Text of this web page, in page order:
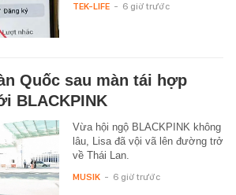
TEK-LIFE - 6 giờ trước
Quốc sau màn tái hợp
BLACKPINK
Vừa hội ngộ BLACKPINK không
lâu, Lisa đã vội vã lên đường trở
về Thái Lan.
MUSIK - 6 giờ trước